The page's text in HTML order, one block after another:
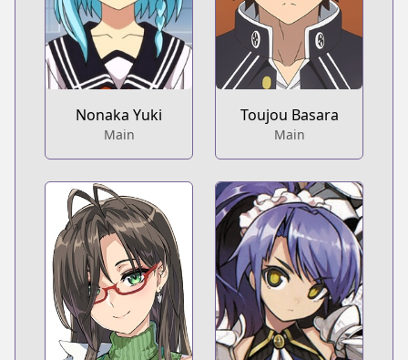
Nonaka Yuki
Main
Toujou Basara
Main